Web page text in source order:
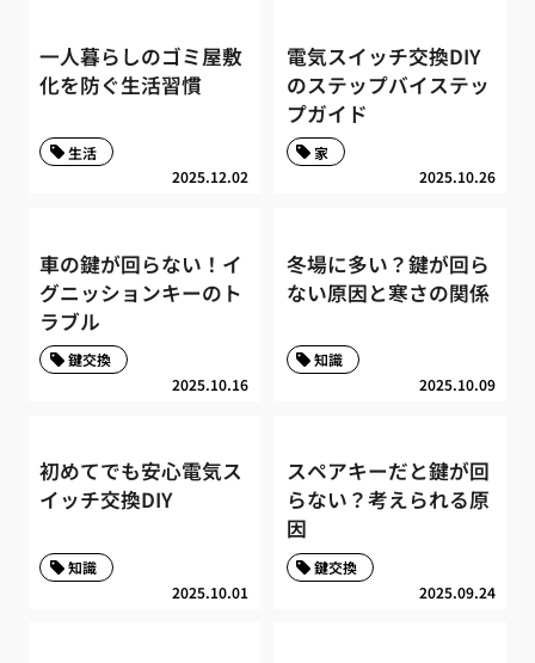
一人暮らしのゴミ屋敷
化を防ぐ生活習慣
2025.12.02
生活
電気スイッチ交換DIY
のステップバイステッ
プガイド
2025.10.26
家
車の鍵が回らない！イ
グニッションキーのト
ラブル
2025.10.16
鍵交換
冬場に多い？鍵が回ら
ない原因と寒さの関係
2025.10.09
知識
初めてでも安心電気ス
イッチ交換DIY
2025.10.01
知識
スペアキーだと鍵が回
らない？考えられる原
因
2025.09.24
鍵交換